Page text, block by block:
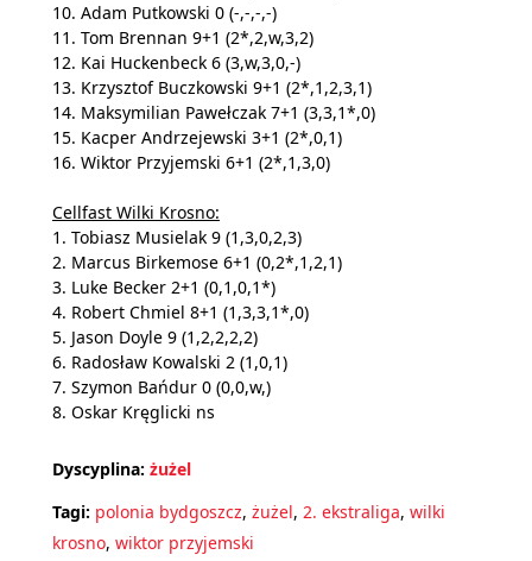
10. Adam Putkowski 0 (-,-,-,-)
11. Tom Brennan 9+1 (2*,2,w,3,2)
12. Kai Huckenbeck 6 (3,w,3,0,-)
13. Krzysztof Buczkowski 9+1 (2*,1,2,3,1)
14. Maksymilian Pawełczak 7+1 (3,3,1*,0)
15. Kacper Andrzejewski 3+1 (2*,0,1)
16. Wiktor Przyjemski 6+1 (2*,1,3,0)
Cellfast Wilki Krosno:
1. Tobiasz Musielak 9 (1,3,0,2,3)
2. Marcus Birkemose 6+1 (0,2*,1,2,1)
3. Luke Becker 2+1 (0,1,0,1*)
4. Robert Chmiel 8+1 (1,3,3,1*,0)
5. Jason Doyle 9 (1,2,2,2,2)
6. Radosław Kowalski 2 (1,0,1)
7. Szymon Bańdur 0 (0,0,w,)
8. Oskar Kręglicki ns
Dyscyplina: żużel
Tagi: polonia bydgoszcz, żużel, 2. ekstraliga, wilki
krosno, wiktor przyjemski